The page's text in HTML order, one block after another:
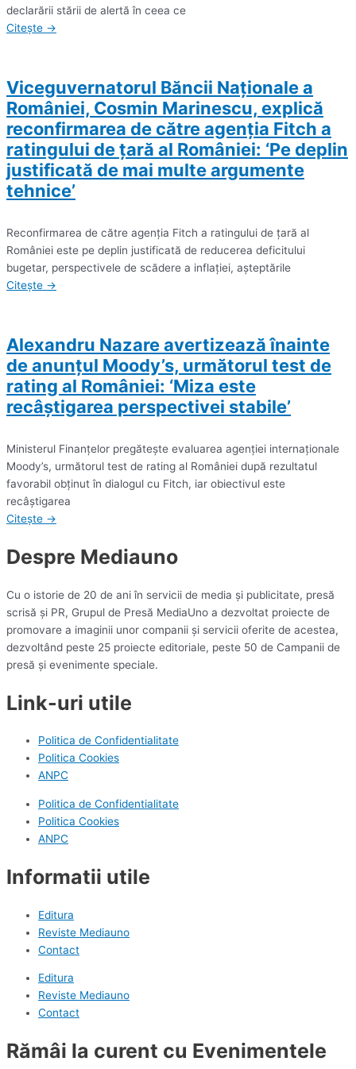
declarării stării de alertă în ceea ce
Citește →
Viceguvernatorul Băncii Naţionale a
României, Cosmin Marinescu, explică
reconfirmarea de către agenţia Fitch a
ratingului de ţară al României: ‘Pe deplin
justificată de mai multe argumente
tehnice’
Reconfirmarea de către agenţia Fitch a ratingului de ţară al
României este pe deplin justificată de reducerea deficitului
bugetar, perspectivele de scădere a inflaţiei, aşteptările
Citește →
Alexandru Nazare avertizează înainte
de anunțul Moody’s, următorul test de
rating al României: ‘Miza este
recâştigarea perspectivei stabile’
Ministerul Finanţelor pregăteşte evaluarea agenţiei internaţionale
Moody’s, următorul test de rating al României după rezultatul
favorabil obţinut în dialogul cu Fitch, iar obiectivul este
recâştigarea
Citește →
Despre Mediauno
Cu o istorie de 20 de ani în servicii de media și publicitate, presă
scrisă și PR, Grupul de Presă MediaUno a dezvoltat proiecte de
promovare a imaginii unor companii și servicii oferite de acestea,
dezvoltând peste 25 proiecte editoriale, peste 50 de Campanii de
presă și evenimente speciale.
Link-uri utile
Politica de Confidentialitate
Politica Cookies
ANPC
Politica de Confidentialitate
Politica Cookies
ANPC
Informatii utile
Editura
Reviste Mediauno
Contact
Editura
Reviste Mediauno
Contact
Rămâi la curent cu Evenimentele